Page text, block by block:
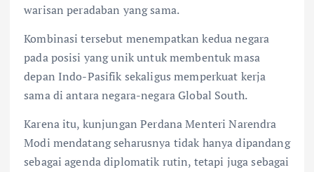
warisan peradaban yang sama.
Kombinasi tersebut menempatkan kedua negara
pada posisi yang unik untuk membentuk masa
depan Indo-Pasifik sekaligus memperkuat kerja
sama di antara negara-negara Global South.
Karena itu, kunjungan Perdana Menteri Narendra
Modi mendatang seharusnya tidak hanya dipandang
sebagai agenda diplomatik rutin, tetapi juga sebagai